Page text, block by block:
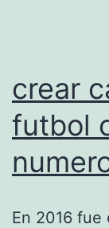
crear
futbol
En 2016 fue